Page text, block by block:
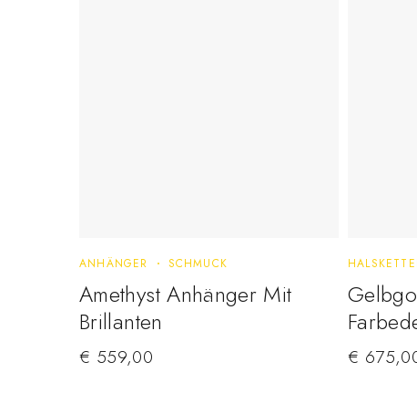
ANHÄNGER SCHMUCK
Amethyst Anhänger Mit
Brillanten
€ 559,00 €